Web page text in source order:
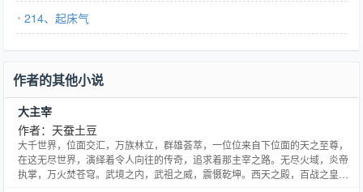
214、起床气
作者的其他小说
大主宰
作者：天蚕土豆
大千世界，位面交汇，万族林立，群雄荟萃，一位位来自下位面的天之至尊，
在这无尽世界，演绎着令人向往的传奇，追求着那主宰之路。无尽火域，炎帝
执掌，万火焚苍穹。武境之内，武祖之威，震慑乾坤。西天之殿，百战之皇，